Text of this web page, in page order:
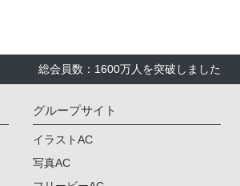
総会員数：1600万人を突破しました
グループサイト
イラストAC
写真AC